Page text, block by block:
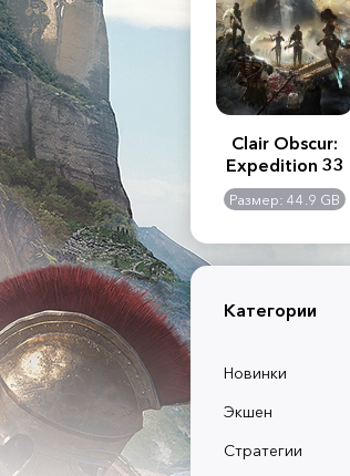
2:
-
GB
Assassin's Creed
Shadows
Размер: 117 GB
Clair Obscur:
Expedition 33
Размер: 44.9 GB
Категории
Новинки
Экшен
Стратегии